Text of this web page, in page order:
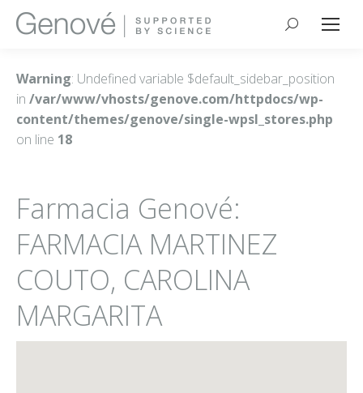
Buscar:
Warning: Undefined variable $default_sidebar_position
in /var/www/vhosts/genove.com/httpdocs/wp-
content/themes/genove/single-wpsl_stores.php
on line 18
Farmacia Genové:
FARMACIA MARTINEZ
COUTO, CAROLINA
MARGARITA